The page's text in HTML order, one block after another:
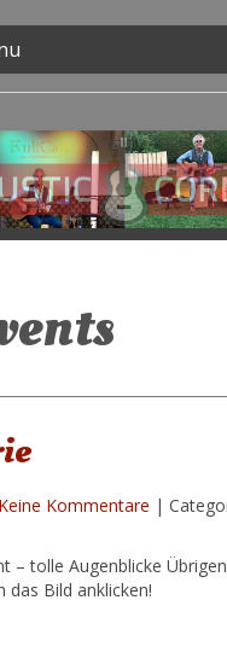
Keine Kommentare |
– tolle Augenblicke
das Bild anklicken!